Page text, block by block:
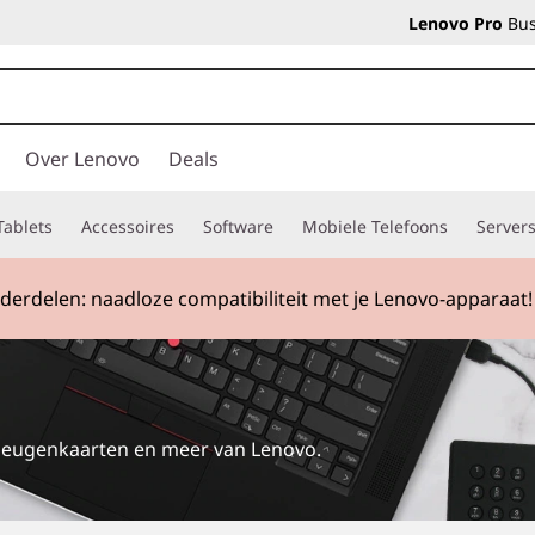
Lenovo Pro
Over Lenovo Deals
Accessoires Software Mobiele Telefoons
naadloze compatibiliteit met je Lenovo-apparaat!
en meer van Lenovo.